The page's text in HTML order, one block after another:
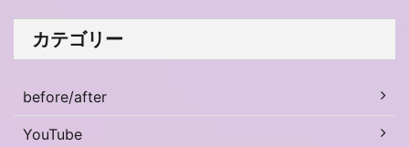
カテゴリー
before/after
YouTube